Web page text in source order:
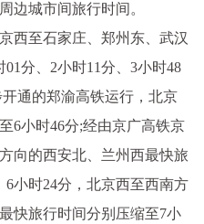
边城市间旅行时间。
西至石家庄、郑州东、武汉
分、2小时11分、3小时48
通的郑渝高铁运行，北京
6小时46分;经由京广高铁京
向的西安北、兰州西最快旅
小时24分，北京西至西南方
快旅行时间分别压缩至7小